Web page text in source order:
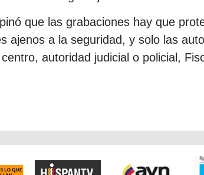
que las grabaciones hay que
ajenos a la seguridad, y solo las
autoridad judicial o policial,